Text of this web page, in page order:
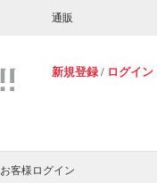
通販
新規登録 / ログイン
お客様ログイン